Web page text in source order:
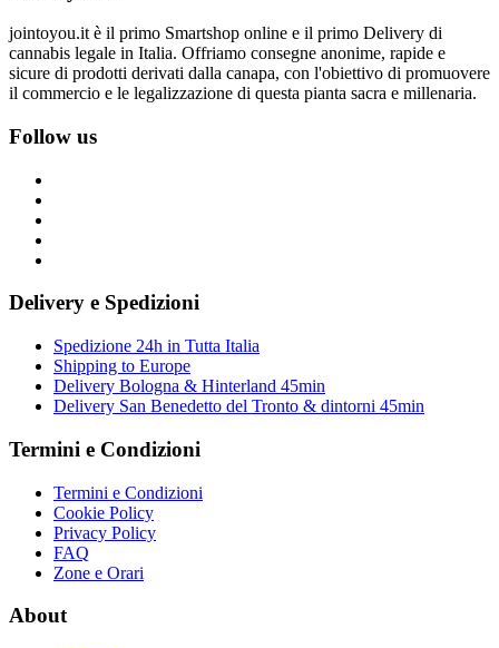
jointoyou.it è il primo Smartshop online e il primo Delivery di
cannabis legale in Italia. Offriamo consegne anonime, rapide e
sicure di prodotti derivati dalla canapa, con l'obiettivo di promuovere
il commercio e le legalizzazione di questa pianta sacra e millenaria.
Follow us
Delivery e Spedizioni
Spedizione 24h in Tutta Italia
Shipping to Europe
Delivery Bologna & Hinterland 45min
Delivery San Benedetto del Tronto & dintorni 45min
Termini e Condizioni
Termini e Condizioni
Cookie Policy
Privacy Policy
FAQ
Zone e Orari
About